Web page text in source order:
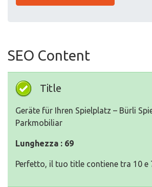
SEO Content
Title
Geräte für Ihren Spielplatz – Bürli
Parkmobiliar
Lunghezza : 69
Perfetto, il tuo title contiene tra 10 e